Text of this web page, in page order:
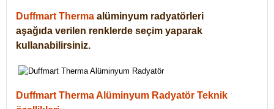
Duffmart Therma alüminyum radyatörleri
aşağıda verilen renklerde seçim yaparak
kullanabilirsiniz.
Duffmart Therma Alüminyum Radyatör Teknik